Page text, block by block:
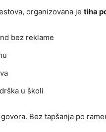
organizovana je tiha
bez reklame
u školi
Bez tapšanja po